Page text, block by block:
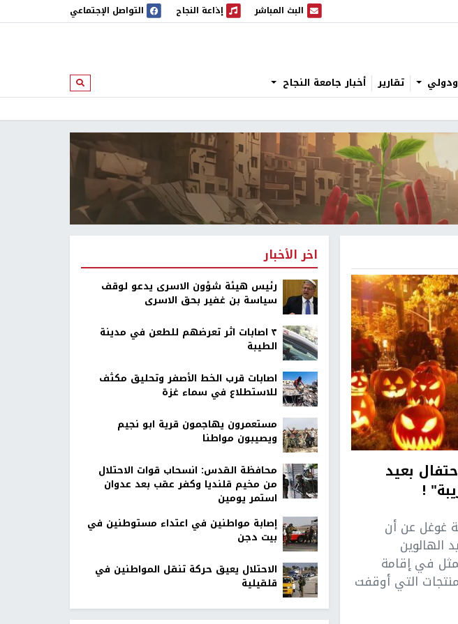
البث المباشر
البث المباشر إذاعة النجاح
إذاعة النجاح التواصل الإجتماعي
تقارير أخبار جامعة النجاح ابحث
بعيد
!
غوغل عن أن
الهالوين
في إقامة
التي أوقفت
اخر الأخبار
رئيس هيئة شؤون الاسرى يدعو لوقف
سياسة بن غفير بحق الاسرى
٣ اصابات اثر تعرضهم للطعن في مدينة
الطيبة
اصابات قرب الخط الأصفر وتحليق مكثف
للاستطلاع في سماء غزة
مستعمرون يهاجمون قرية ابو نجيم
ويصيبون مواطنا
محافظة القدس: انسحاب قوات الاحتلال
من مخيم قلنديا وكفر عقب بعد عدوان
استمر يومين
إصابة مواطنين في اعتداء مستوطنين في
بيت دجن
الاحتلال يعيق حركة تنقل المواطنين في
قلقيلية